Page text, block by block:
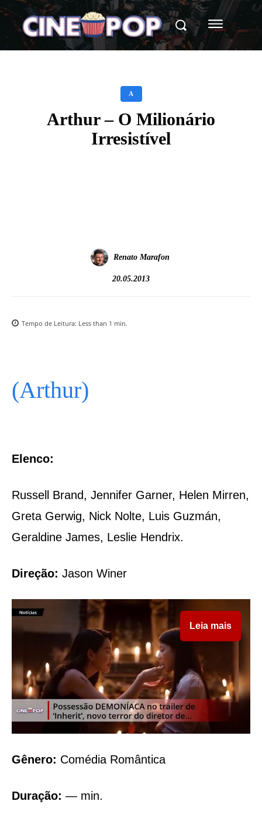
A
Arthur – O Milionário
Irresistível
Renato Marafon
20.05.2013
Tempo de Leitura: Less than 1 min.
(Arthur)
Elenco:
Russell Brand, Jennifer Garner, Helen Mirren,
Greta Gerwig, Nick Nolte, Luis Guzmán,
Geraldine James, Leslie Hendrix.
Direção: Jason Winer
Leia mais
Gênero: Comédia Romântica
Duração: — min.